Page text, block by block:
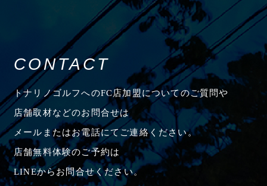
CONTACT
トナリノゴルフへのFC店加盟についてのご質問や
店舗取材などのお問合せは
メールまたはお電話にてご連絡ください。
店舗無料体験のご予約は
LINEからお問合せください。